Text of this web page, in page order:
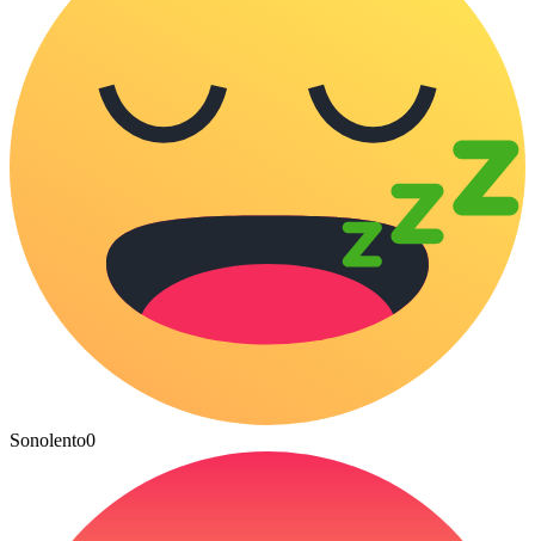
Sonolento0